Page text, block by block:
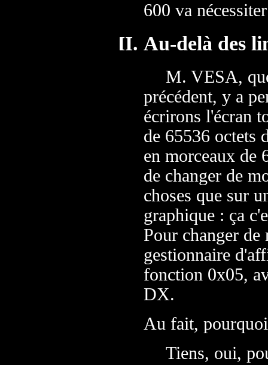
600 va
Au-delà des
M. VESA,
précédent, y a
écrirons l'écran
de 65536 octets
en morceaux de
de changer de
choses que sur
graphique : ça
Pour changer
gestionnaire
fonction 0x05,
DX.
Au fait,
Tiens, oui,